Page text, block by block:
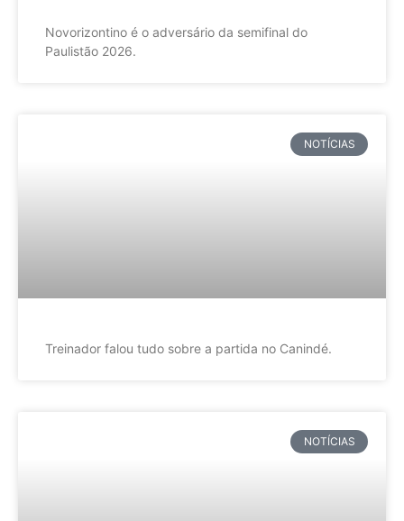
Novorizontino é o adversário da semifinal do
Paulistão 2026.
NOTÍCIAS
Treinador falou tudo sobre a partida no Canindé.
NOTÍCIAS